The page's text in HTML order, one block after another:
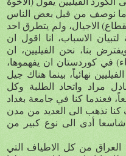
نوصف من قبل بعض الناس
الاجيال، ولم يتطرق احد
الاسباب، انا اقول ان
بنا، نحن الفيليين، ان
في كوردستان ان يفهموها،
نهائياً، بينما هناك جيل
مراد واتحاد الطلبة وكل
فعندما كنا في جامعة بغداد
نذهب الى العديد من مدن
أدى الى نوع كبير من
العراق من كل الاطياف التي